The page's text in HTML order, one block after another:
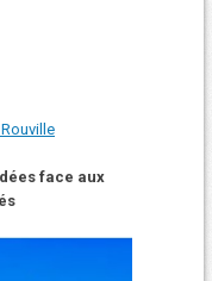
face aux